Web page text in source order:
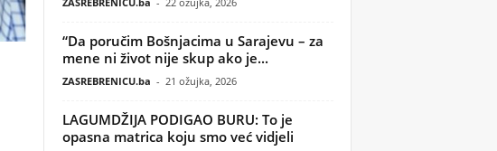
“Da poručim Bošnjacima u Sarajevu – za
mene ni život nije skup ako je...
ZASREBRENICU.ba - 21 ožujka, 2026
LAGUMDŽIJA PODIGAO BURU: To je
opasna matrica koju smo već vidjeli